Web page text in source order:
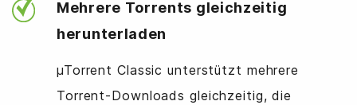
Mehrere Torrents gleichzeitig
herunterladen
µTorrent Classic unterstützt mehrere
Torrent-Downloads gleichzeitig, die